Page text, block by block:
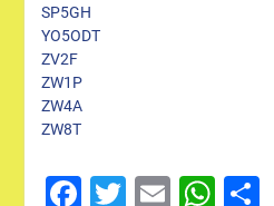
SP5GH
YO5ODT
ZV2F
ZW1P
ZW4A
ZW8T
Facebook
Twitter
Email